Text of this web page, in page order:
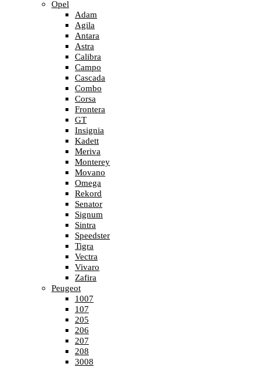
Opel
Adam
Agila
Antara
Astra
Calibra
Campo
Cascada
Combo
Corsa
Frontera
GT
Insignia
Kadett
Meriva
Monterey
Movano
Omega
Rekord
Senator
Signum
Sintra
Speedster
Tigra
Vectra
Vivaro
Zafira
Peugeot
1007
107
205
206
207
208
3008